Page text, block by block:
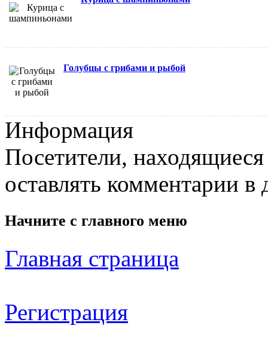
Голубцы с грибами и рыбой
Информация
Посетители,
оставлять комментарии в
Начните с главного меню
Главная страница
Регистрация